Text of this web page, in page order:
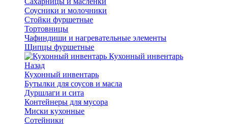
Соусники и молочники
Стойки фуршетные
Тортовницы
Чафиндиши и нагревательные элементы
Щипцы фуршетные
Кухонный инвентарь
Назад
Кухонный инвентарь
Бутылки для соусов и масла
Дуршлаги и сита
Контейнеры для мусора
Миски кухонные
Сотейники